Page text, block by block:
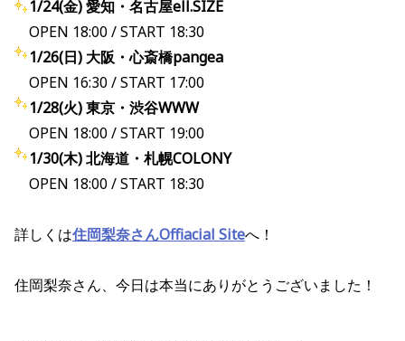
1/24(金) 愛知・名古屋ell.SIZE
OPEN 18:00 / START 18:30
1/26(日) 大阪・心斎橋pangea
OPEN 16:30 / START 17:00
1/28(火) 東京・渋谷WWW
OPEN 18:00 / START 19:00
1/30(木) 北海道・札幌COLONY
OPEN 18:00 / START 18:30
詳しくは住岡梨奈さんOffiacial Siteへ！
住岡梨奈さん、今日は本当にありがとうございました！